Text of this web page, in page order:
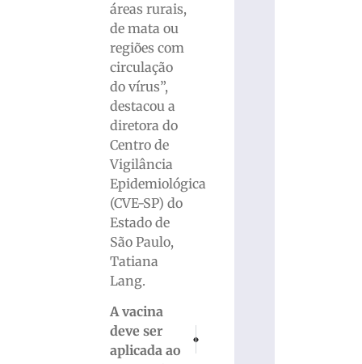
áreas rurais,
de mata ou
regiões com
circulação
do vírus”,
destacou a
diretora do
Centro de
Vigilância
Epidemiológica
(CVE-SP) do
Estado de
São Paulo,
Tatiana
Lang.
A vacina
deve ser
aplicada aoTJSC mantém prisão de acusado de